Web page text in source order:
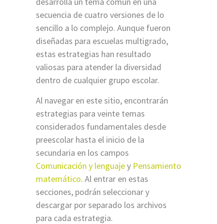
secuencia de cuatro versiones de lo
sencillo a lo complejo. Aunque fueron
diseñadas para escuelas multigrado,
estas estrategias han resultado
valiosas para atender la diversidad
dentro de cualquier grupo escolar.
Al navegar en este sitio, encontrarán
estrategias para veinte temas
considerados fundamentales desde
preescolar hasta el inicio de la
secundaria en los campos
Comunicación y lenguajey Pensamiento
matemático. Al entrar en estas
secciones, podrán seleccionar y
descargar por separado los archivos
para cada estrategia.